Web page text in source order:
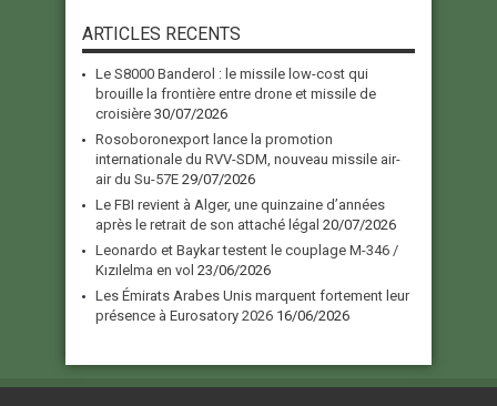
ARTICLES RECENTS
Le S8000 Banderol : le missile low-cost qui
brouille la frontière entre drone et missile de
croisière 30/07/2026
Rosoboronexport lance la promotion
internationale du RVV-SDM, nouveau missile air-
air du Su-57E 29/07/2026
Le FBI revient à Alger, une quinzaine d’années
après le retrait de son attaché légal 20/07/2026
Leonardo et Baykar testent le couplage M-346 /
Kızılelma en vol 23/06/2026
Les Émirats Arabes Unis marquent fortement leur
présence à Eurosatory 2026 16/06/2026